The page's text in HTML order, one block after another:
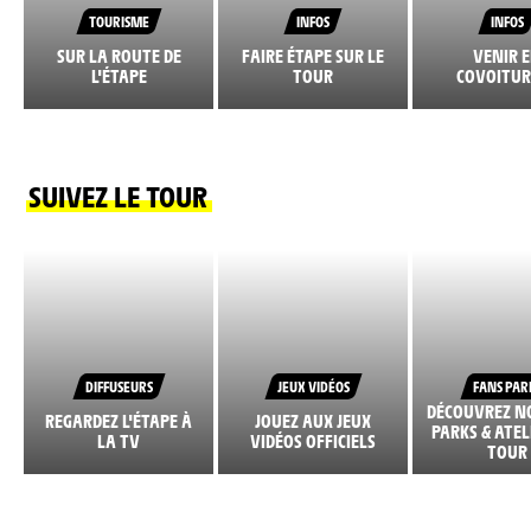
TOURISME
SUR LA ROUTE DE
L'ÉTAPE
INFOS
FAIRE ÉTAPE SUR LE
TOUR
INFOS
VENIR
SUIVEZ LE TOUR
DIFFUSEURS
REGARDEZ L'ÉTAPE À
LA TV
JEUX VIDÉOS
JOUEZ AUX JEUX
VIDÉOS OFFICIELS
FANS
DÉCOUVREZ
PARKS &
TOUR